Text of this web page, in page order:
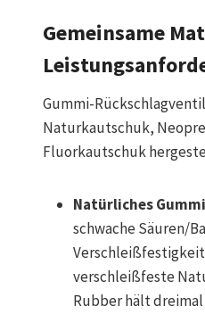
Gemeinsame
Gummi-
Naturkautschuk,
Fluorkautschuk
Natürliches
schwache Säuren/
verschleißfeste
Rubber hält